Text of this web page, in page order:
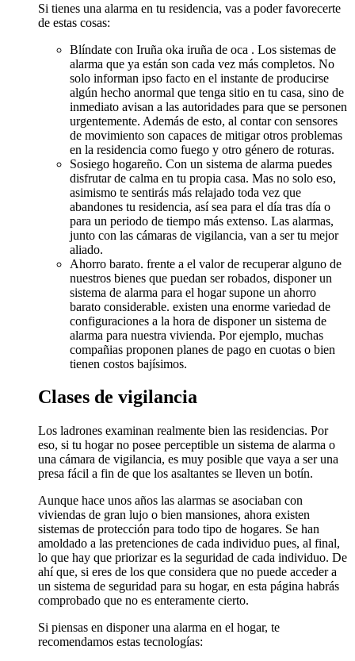
Si tienes una alarma en tu residencia, vas a poder favorecerte
de estas cosas:
Blíndate con Iruña oka iruña de oca . Los sistemas de
alarma que ya están son cada vez más completos. No
solo informan ipso facto en el instante de producirse
algún hecho anormal que tenga sitio en tu casa, sino de
inmediato avisan a las autoridades para que se personen
urgentemente. Además de esto, al contar con sensores
de movimiento son capaces de mitigar otros problemas
en la residencia como fuego y otro género de roturas.
Sosiego hogareño. Con un sistema de alarma puedes
disfrutar de calma en tu propia casa. Mas no solo eso,
asimismo te sentirás más relajado toda vez que
abandones tu residencia, así sea para el día tras día o
para un periodo de tiempo más extenso. Las alarmas,
junto con las cámaras de vigilancia, van a ser tu mejor
aliado.
Ahorro barato. frente a el valor de recuperar alguno de
nuestros bienes que puedan ser robados, disponer un
sistema de alarma para el hogar supone un ahorro
barato considerable. existen una enorme variedad de
configuraciones a la hora de disponer un sistema de
alarma para nuestra vivienda. Por ejemplo, muchas
compañias proponen planes de pago en cuotas o bien
tienen costos bajísimos.
Clases de vigilancia
Los ladrones examinan realmente bien las residencias. Por
eso, si tu hogar no posee perceptible un sistema de alarma o
una cámara de vigilancia, es muy posible que vaya a ser una
presa fácil a fin de que los asaltantes se lleven un botín.
Aunque hace unos años las alarmas se asociaban con
viviendas de gran lujo o bien mansiones, ahora existen
sistemas de protección para todo tipo de hogares. Se han
amoldado a las pretenciones de cada individuo pues, al final,
lo que hay que priorizar es la seguridad de cada individuo. De
ahí que, si eres de los que considera que no puede acceder a
un sistema de seguridad para su hogar, en esta página habrás
comprobado que no es enteramente cierto.
Si piensas en disponer una alarma en el hogar, te
recomendamos estas tecnologías: